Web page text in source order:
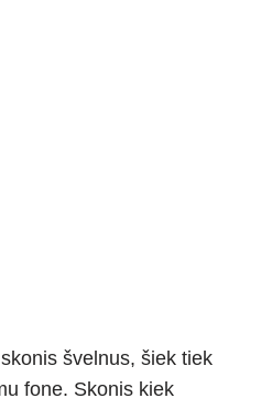
švelnus, šiek tiek
fone. Skonis kiek